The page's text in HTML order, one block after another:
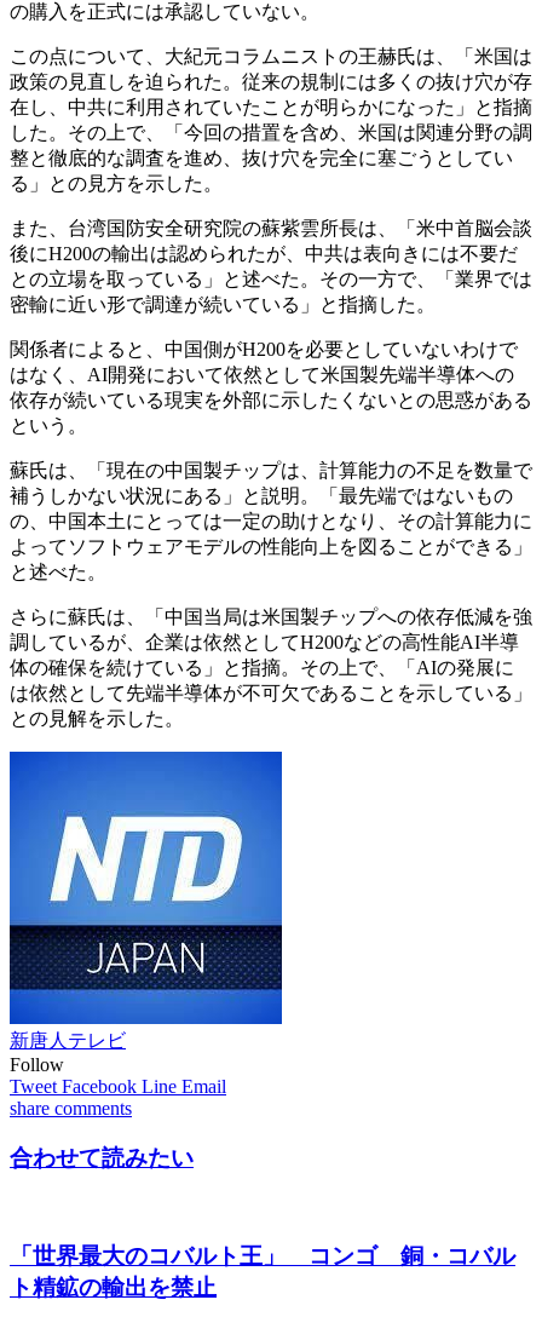
の購入を正式には承認していない。
この点について、大紀元コラムニストの王赫氏は、「米国は
政策の見直しを迫られた。従来の規制には多くの抜け穴が存
在し、中共に利用されていたことが明らかになった」と指摘
した。その上で、「今回の措置を含め、米国は関連分野の調
整と徹底的な調査を進め、抜け穴を完全に塞ごうとしてい
る」との見方を示した。
また、台湾国防安全研究院の蘇紫雲所長は、「米中首脳会談
後にH200の輸出は認められたが、中共は表向きには不要だ
との立場を取っている」と述べた。その一方で、「業界では
密輸に近い形で調達が続いている」と指摘した。
関係者によると、中国側がH200を必要としていないわけで
はなく、AI開発において依然として米国製先端半導体への
依存が続いている現実を外部に示したくないとの思惑がある
という。
蘇氏は、「現在の中国製チップは、計算能力の不足を数量で
補うしかない状況にある」と説明。「最先端ではないもの
の、中国本土にとっては一定の助けとなり、その計算能力に
よってソフトウェアモデルの性能向上を図ることができる」
と述べた。
さらに蘇氏は、「中国当局は米国製チップへの依存低減を強
調しているが、企業は依然としてH200などの高性能AI半導
体の確保を続けている」と指摘。その上で、「AIの発展に
は依然として先端半導体が不可欠であることを示している」
との見解を示した。
新唐人テレビ
Follow
Tweet Facebook Line Email
share comments
合わせて読みたい
「世界最大のコバルト王」 コンゴ 銅・コバル
ト精鉱の輸出を禁止